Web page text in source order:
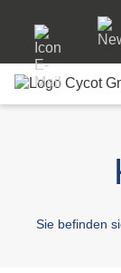
Sie befinden